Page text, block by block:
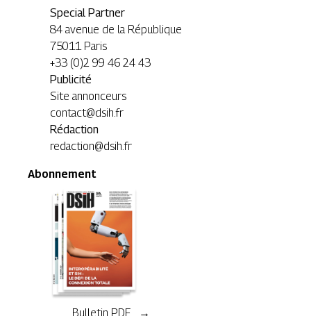
Special Partner
84 avenue de la République
75011 Paris
+33 (0)2 99 46 24 43
Publicité
Site annonceurs
contact@dsih.fr
Rédaction
redaction@dsih.fr
Abonnement
Bulletin PDF →